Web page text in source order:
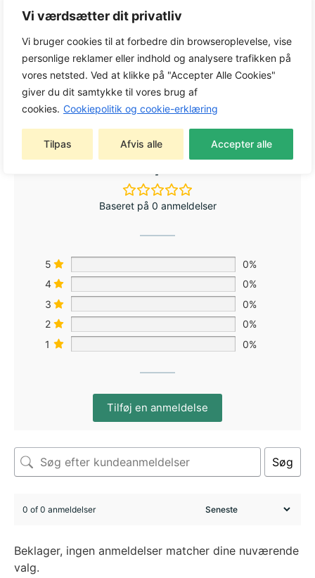
Vi værdsætter dit privatliv
Vi bruger cookies til at forbedre din browseroplevelse, vise
personlige reklamer eller indhold og analysere trafikken på
vores netsted. Ved at klikke på "Accepter Alle Cookies"
giver du dit samtykke til vores brug af
cookies. Cookiepolitik og cookie-erklæring
Tilpas Afvis alle Accepter alle
Produktdata Fedt tilhækkeklipper
Varenr.: 538 62 92‑01
Volume
400ml
0,0
Baseret på 0 anmeldelser
5
0%
4
0%
3
0%
2
0%
1
0%
Tilføj en anmeldelse
Søg
0 of 0 anmeldelser
Beklager, ingen anmeldelser matcher dine nuværende
valg.